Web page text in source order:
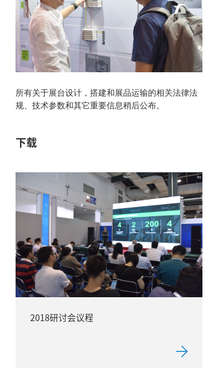
所有关于展台设计，搭建和展品运输的相关法律法
规、技术参数和其它重要信息稍后公布。
下载
2018研讨会议程